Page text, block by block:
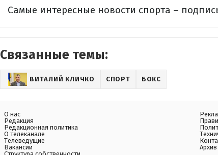
Самые интересные новости спорта –
Связанные темы:
ВИТАЛИЙ КЛИЧКО СПОРТ БОКС
О нас
Редакция
Редакционная политика
О телеканале
Телеведущие
Вакансии
Архив